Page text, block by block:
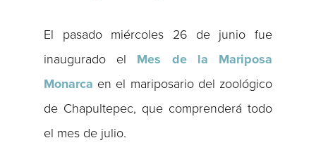
El pasado miércoles 26 de junio fue
inaugurado el Mes de la Mariposa
Monarca en el mariposario del zoológico
de Chapultepec, que comprenderá todo
el mes de julio.